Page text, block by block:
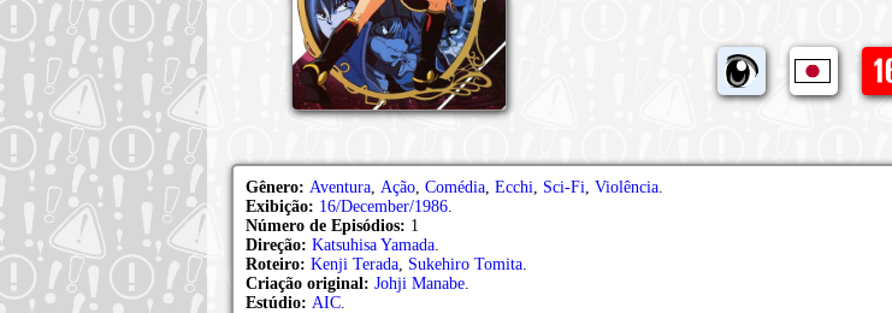
Gênero: Aventura, Ação, Comédia, Ecchi, Sci-Fi, Violência.
Exibição: 16/December/1986.
Número de Episódios: 1
Direção: Katsuhisa Yamada.
Roteiro: Kenji Terada, Sukehiro Tomita.
Criação original: Johji Manabe.
Estúdio: AIC.